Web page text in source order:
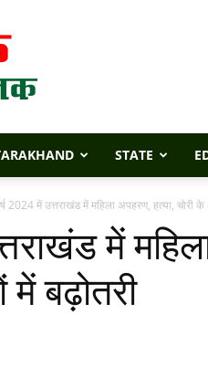
STATE
2024 में उत्तराखंड में महिला अपहरण, हत्या, चोरी के
में
में बढ़ोतरी